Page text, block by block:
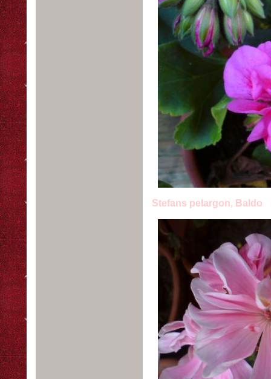
Stefans pelargon, Baldo